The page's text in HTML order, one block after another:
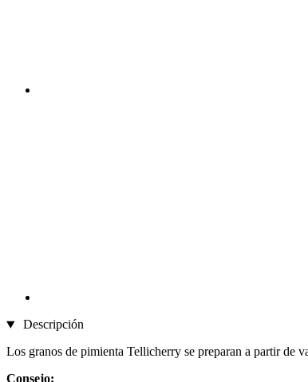
Descripción
Los granos de pimienta Tellicherry se preparan a partir de
Consejo: